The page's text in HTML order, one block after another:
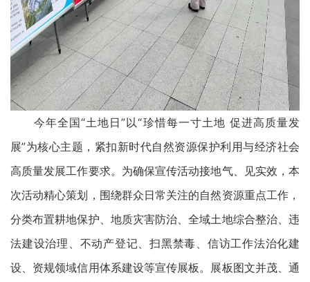
今年全国“土地日”以“珍惜每一寸土地 促进高质量发
展”为核心主题，紧扣新时代自然资源保护利用与经济社会
高质量发展工作要求。为确保宣传活动接地气、见实效，本
次活动精心策划，围绕群众日常关注的自然资源重点工作，
分类布置耕地保护、地质灾害防治、全域土地综合整治、违
法建设治理、不动产登记、扫黑禁毒、信访工作法治化建
设、资规领域信用体系建设等宣传展板。展板图文并茂、通